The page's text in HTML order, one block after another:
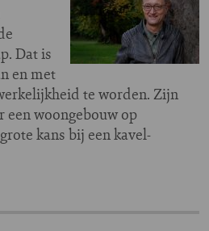
Dat is
en met
te worden. Zijn
woongebouw op
kans bij een kavel-